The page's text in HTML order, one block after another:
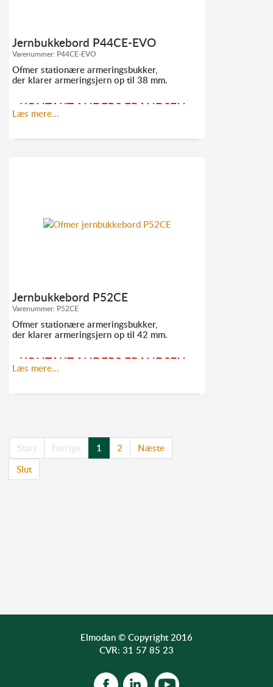
Jernbukkebord P44CE-EVO
Varenummer: P44CE-EVO
Ofmer stationære armeringsbukker,
der klarer armeringsjern op til 38 mm.
KONTAKT ANDERS FRANDSEN
TLF. 5210 21 10 AF@ELMODAN.DK
Se P44CE-EVO splittegningher
Læs mere...
Jernbukkebord P52CE
Varenummer: P52CE
Ofmer stationære armeringsbukker,
der klarer armeringsjern op til 42 mm.
KONTAKT ANDERS FRANDSEN
TLF. 52
Læs mere...
Start Forrige 1 2
Næste
Slut
Elmodan © Copyright 2016
CVR: 31 57 85 23